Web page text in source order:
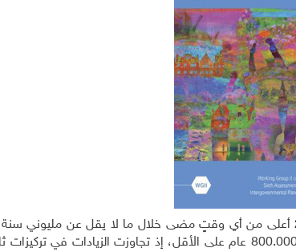
بلغت تركيزات ثاني أكسيد الكربون في الغلاف الجوي عام 2019 أعلى من أي وقتٍ مضى خلال ما لا يقل عن
تركيزات غازيّ الميثان وأكسيد النيتروز أعلى من أي وقت مضى خلال 800.000 عام على الأقل، إذ تجاوزت